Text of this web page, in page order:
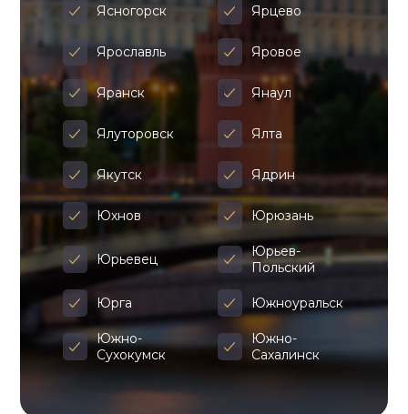
Ясногорск Ярцево
Ярославль Яровое
Яранск Янаул
Ялуторовск Ялта
Якутск Ядрин
Юхнов Юрюзань
Юрьевец
Юрьев-
Польский
Юрга Южноуральск
Южно-
Сухокумск
Южно-
Сахалинск